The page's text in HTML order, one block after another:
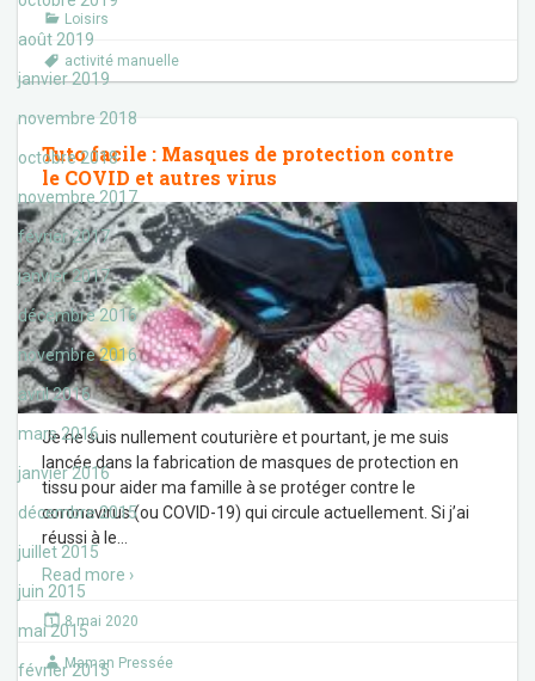
août 2019
janvier 2019
novembre 2018
octobre 2018
novembre 2017
février 2017
janvier 2017
décembre 2016
novembre 2016
avril 2016
mars 2016
janvier 2016
décembre 2015
juillet 2015
juin 2015
mai 2015
février 2015
Loisirs
activité manuelle
Tuto facile : Masques de protection contre
le COVID et autres virus
Je ne suis nullement couturière et pourtant, je me suis
lancée dans la fabrication de masques de protection en
tissu pour aider ma famille à se protéger contre le
coronavirus (ou COVID-19) qui circule actuellement. Si j’ai
réussi à le
Read more ›
8 mai 2020
Maman Pressée